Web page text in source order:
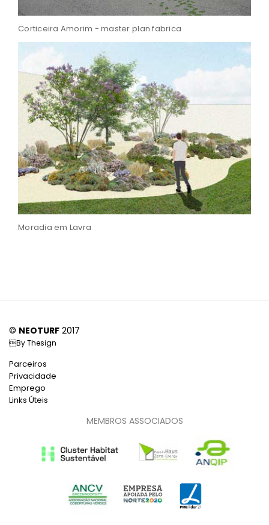
Corticeira Amorim - master plan fabrica
Moradia em Lavra
© NEOTURF 2017
ByThesign
Parceiros
Privacidade
Emprego
Links Úteis
MEMBROS ASSOCIADOS